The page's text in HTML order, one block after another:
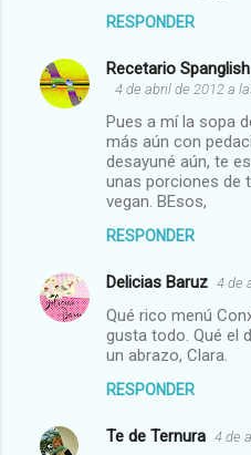
RESPONDER
Recetario
4 de abril de 2012 a
Pues a mí la sopa
más aún con
desayuné aún, te
unas porciones de
vegan. BEsos,
RESPONDER
Delicias Baruz 4 de
Qué rico menú
gusta todo. Qué el
un abrazo, Clara.
RESPONDER
Te de Ternura 4 de